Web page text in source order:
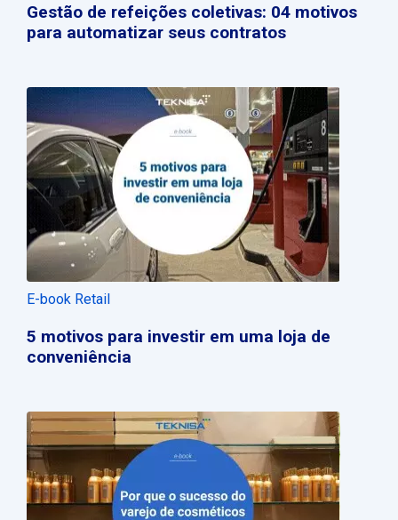
Gestão de refeições coletivas: 04 motivos
para automatizar seus contratos
E-book Retail
5 motivos para investir em uma loja de
conveniência